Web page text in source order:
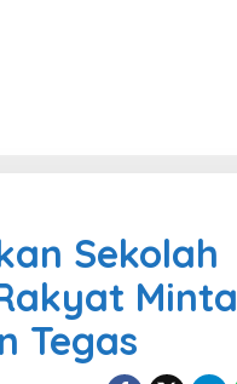
Sekolah
Minta
Tegas